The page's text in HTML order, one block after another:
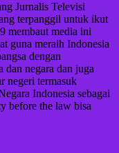
Jurnalis Televisi
terpanggil untuk ikut
membaut media ini
guna meraih Indonesia
dengan
dan negara dan juga
negeri termasuk
Indonesia sebagai
before the law bisa